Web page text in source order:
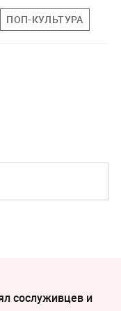
ПОП-КУЛЬТУРА
сослуживцев и